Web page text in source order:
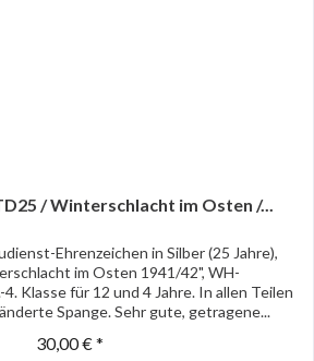
/ Winterschlacht im Osten /...
Ehrenzeichen in Silber (25 Jahre),
im Osten 1941/42", WH-
Klasse für 12 und 4 Jahre. In allen Teilen
Spange. Sehr gute, getragene...
30,00 € *